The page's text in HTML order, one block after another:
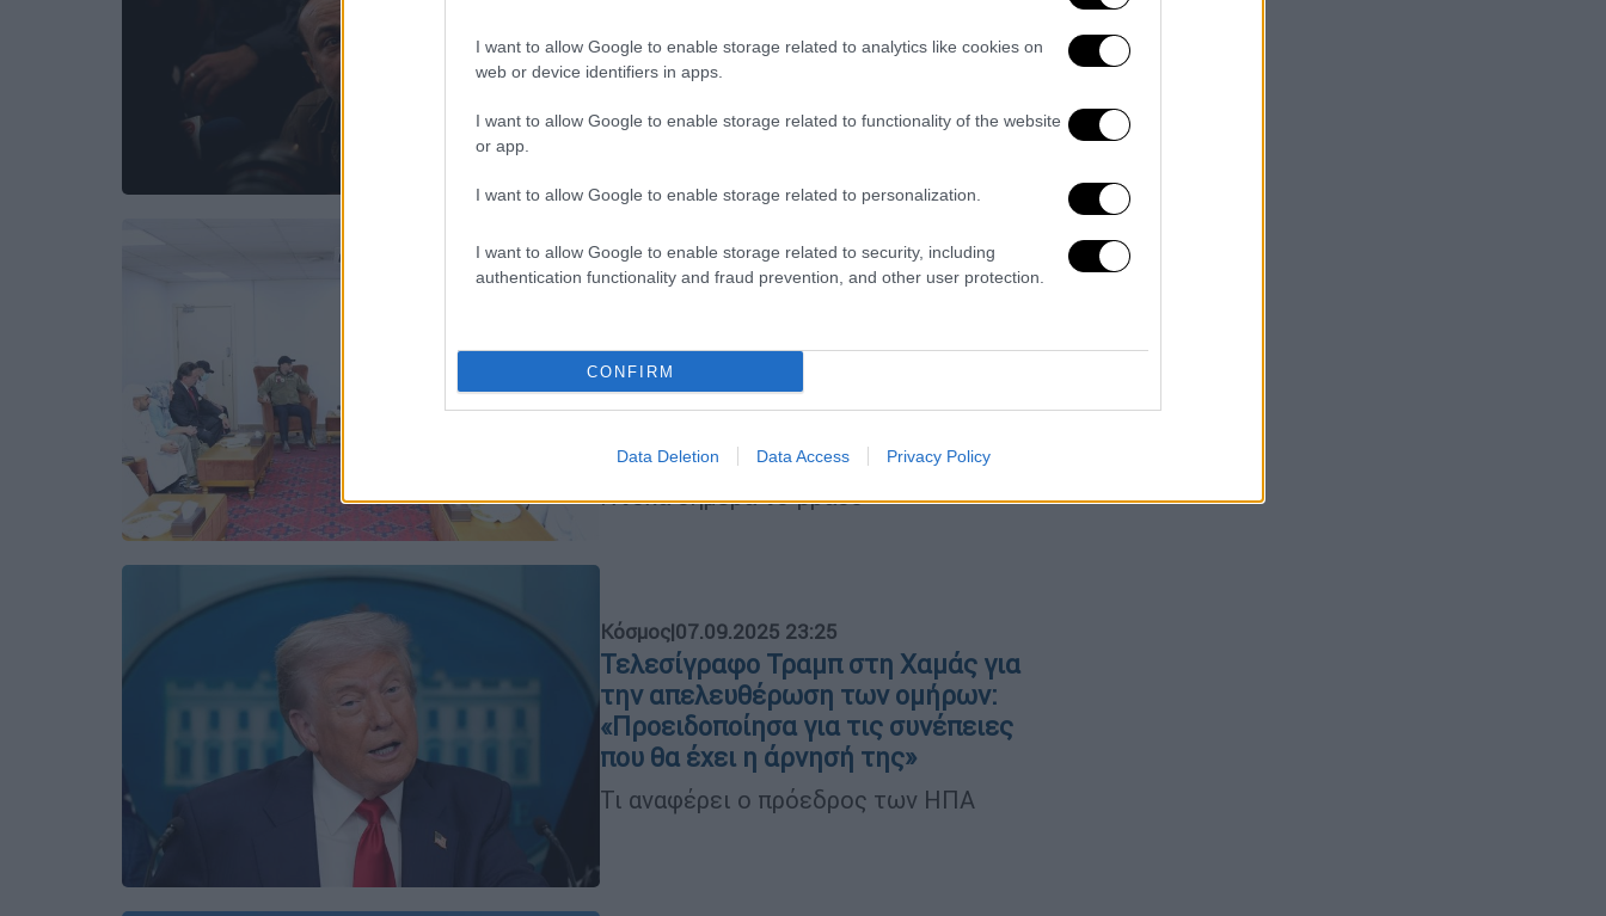
I want to allow Google to enable storage related to analytics like cookies on
web or device identifiers in apps.
I want to allow Google to enable storage related to functionality of the website
or app.
I want to allow Google to enable storage related to personalization.
I want to allow Google to enable storage related to security, including
authentication functionality and fraud prevention, and other user protection.
CONFIRM
Data Deletion Data Access Privacy Policy
του Νετανιάχου
Για τους Παλαιστίνιους είναι ο δικός
τους οδηγήσει στην ελευθερία
Κόσμος 28.09.2025 23:33
«Λύσεις μπορούν να βρεθούν μέσω
Αμερικανό κρατούμενο Αμίρ Αμίρι
Ο Αμίρ Αμίρι, ο οποίος κρατούνταν
του 2024 βρίσκεται καθ' οδόν προς τη
Ντόχα σήμερα το βράδυ
Κόσμος|07.09.2025 23:25
Τελεσίγραφο Τραμπ στη Χαμάς για
την απελευθέρωση των ομήρων:
«Προειδοποίησα για τις συνέπειες
που θα έχει η άρνησή της»
Τι αναφέρει ο πρόεδρος των ΗΠΑ